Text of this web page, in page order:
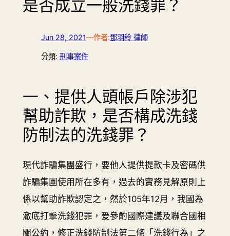
是否成立一般洗錢罪？
Jun 28, 2021—作者:鄧羽秢 律師
分類: 刑事案件
一、提供人頭帳戶除涉犯
幫助詐欺，是否構成洗錢
防制法的洗錢罪？
現代詐騙集團盛行，要他人提供提款卡及密碼供
詐騙集團使用所在多有，過去的實務見解原則上
係以幫助詐欺認定之，然於105年12月，我國為
澈底打擊洗錢犯罪，爰參酌國際建議及聯合國相
關公約，修正洗錢防制法第二條「洗錢行為」之